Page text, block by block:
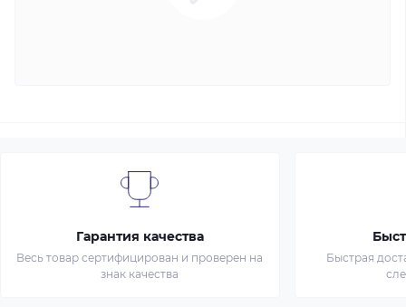
Гарантия качества
Весь товар сертифицирован и проверен на
знак качества
Быстрая